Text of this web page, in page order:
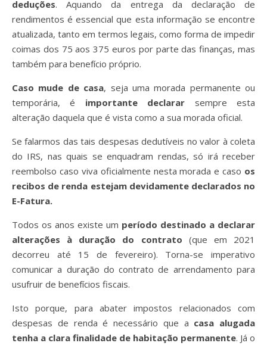
deduções. Aquando da entrega da declaração de
rendimentos é essencial que esta informação se encontre
atualizada, tanto em termos legais, como forma de impedir
coimas dos 75 aos 375 euros por parte das finanças, mas
também para benefício próprio.
Caso mude de casa, seja uma morada permanente ou
temporária, é importante declarar sempre esta
alteração daquela que é vista como a sua morada oficial.
Se falarmos das tais despesas dedutíveis no valor à coleta
do IRS, nas quais se enquadram rendas, só irá receber
reembolso caso viva oficialmente nesta morada e caso os
recibos de renda estejam devidamente declarados no
E-Fatura.
Todos os anos existe um período destinado a declarar
alterações à duração do contrato (que em 2021
decorreu até 15 de fevereiro). Torna-se imperativo
comunicar a duração do contrato de arrendamento para
usufruir de benefícios fiscais.
Isto porque, para abater impostos relacionados com
despesas de renda é necessário que a casa alugada
tenha a clara finalidade de habitação permanente. Já o